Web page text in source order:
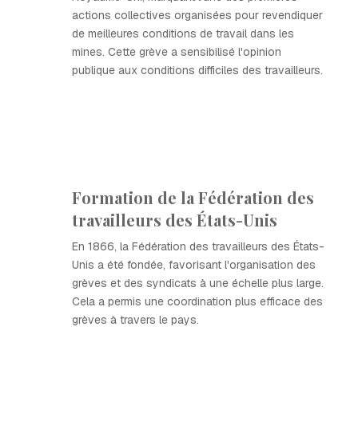
actions collectives organisées pour revendiquer
de meilleures conditions de travail dans les
mines. Cette grève a sensibilisé l'opinion
publique aux conditions difficiles des travailleurs.
Formation de la Fédération des
travailleurs des États-Unis
En 1866, la Fédération des travailleurs des États-
Unis a été fondée, favorisant l'organisation des
grèves et des syndicats à une échelle plus large.
Cela a permis une coordination plus efficace des
grèves à travers le pays.